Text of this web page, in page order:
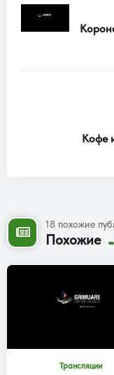
Кофе
18 похожие
Похожие
Трансляции